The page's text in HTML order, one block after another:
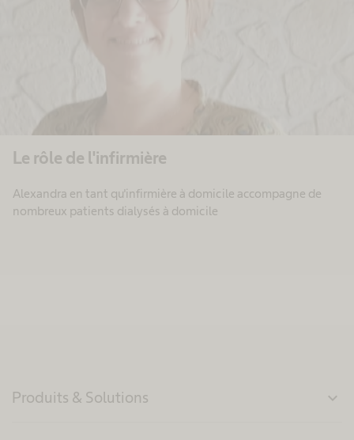
Le rôle de l'infirmière
Alexandra en tant qu'infirmière à domicile accompagne de
nombreux patients dialysés à domicile
Produits & Solutions expand_more